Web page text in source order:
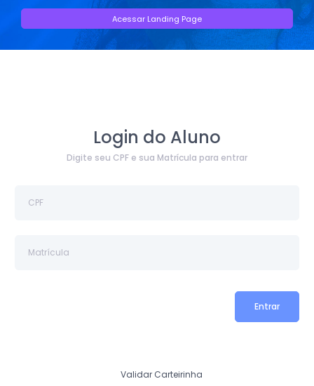
Acessar Landing Page
Login do Aluno
Digite seu CPF e sua Matrícula para entrar
Entrar
Validar Carteirinha